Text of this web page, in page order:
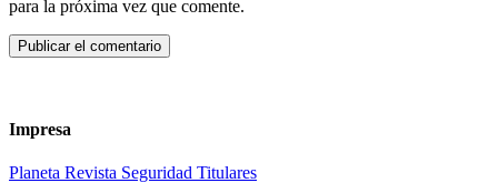
para la próxima vez que comente.
Impresa
Planeta Revista Seguridad Titulares